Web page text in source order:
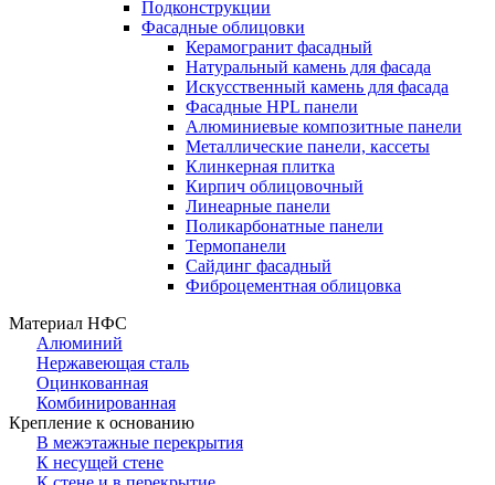
Подконструкции
Фасадные облицовки
Керамогранит фасадный
Натуральный камень для фасада
Искусственный камень для фасада
Фасадные HPL панели
Алюминиевые композитные панели
Металлические панели, кассеты
Клинкерная плитка
Кирпич облицовочный
Линеарные панели
Поликарбонатные панели
Термопанели
Сайдинг фасадный
Фиброцементная облицовка
Материал НФС
Алюминий
Нержавеющая сталь
Оцинкованная
Комбинированная
Крепление к основанию
В межэтажные перекрытия
К несущей стене